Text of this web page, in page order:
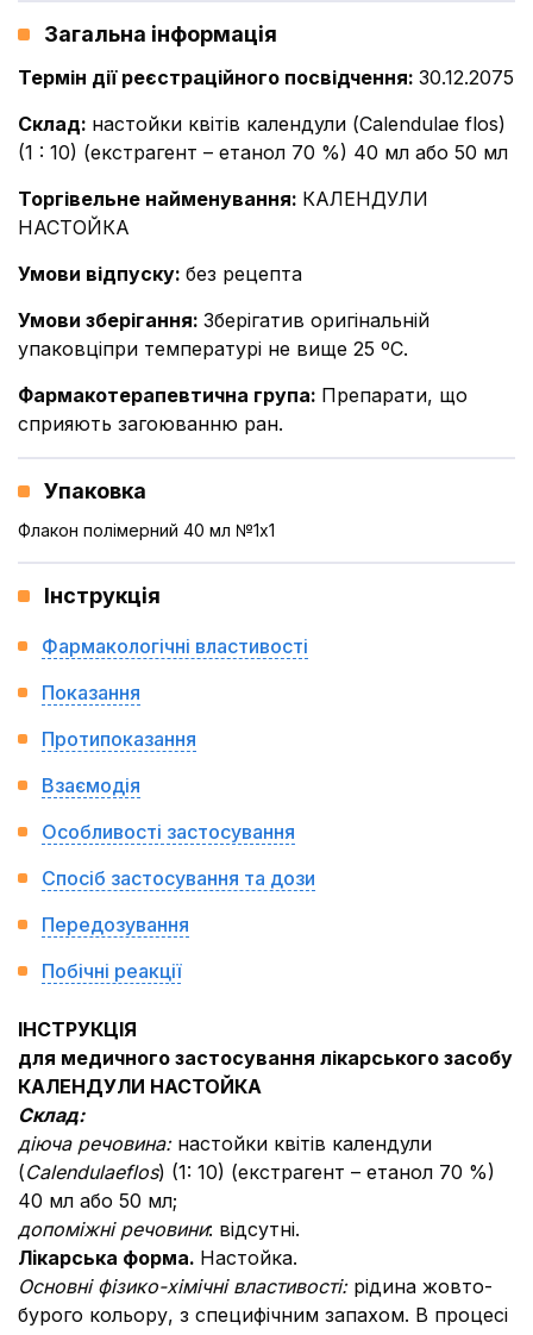
Загальна інформація
Термін дії реєстраційного посвідчення: 30.12.2075
Склад: настойки квітів календули (Сalendulae flos)
(1 : 10) (екстрагент – етанол 70 %) 40 мл або 50 мл
Торгівельне найменування: КАЛЕНДУЛИ
НАСТОЙКА
Умови відпуску: без рецепта
Умови зберігання: Зберігатив оригінальній
упаковціпри температурі не вище 25 ºС.
Фармакотерапевтична група: Препарати, що
сприяють загоюванню ран.
Упаковка
Флакон полімерний 40 мл №1x1
Інструкція
Фармакологічні властивості
Показання
Протипоказання
Взаємодія
Особливості застосування
Спосіб застосування та дози
Передозування
Побічні реакції
IНСТРУКЦIЯ
для медичного застосування лікарського засобу
КАЛЕНДУЛИ НАСТОЙКА
Склад:
діюча речовина: настойки квітів календули
(Сalendulaeflos) (1: 10) (екстрагент – етанол 70 %)
40 мл або 50 мл;
допоміжні речовини: відсутні.
Лiкарська форма. Настойка.
Основні фізико-хімічні властивості: рідина жовто-
бурого кольору, з специфічним запахом. В процесі